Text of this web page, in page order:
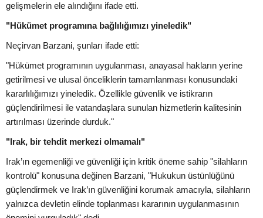
gelişmelerin ele alındığını ifade etti.
"Hükümet programına bağlılığımızı yineledik"
Neçirvan Barzani, şunları ifade etti:
"Hükümet programının uygulanması, anayasal hakların yerine
getirilmesi ve ulusal önceliklerin tamamlanması konusundaki
kararlılığımızı yineledik. Özellikle güvenlik ve istikrarın
güçlendirilmesi ile vatandaşlara sunulan hizmetlerin kalitesinin
artırılması üzerinde durduk."
"Irak, bir tehdit merkezi olmamalı"
Irak’ın egemenliği ve güvenliği için kritik öneme sahip "silahların
kontrolü" konusuna değinen Barzani, "Hukukun üstünlüğünü
güçlendirmek ve Irak’ın güvenliğini korumak amacıyla, silahların
yalnızca devletin elinde toplanması kararının uygulanmasının